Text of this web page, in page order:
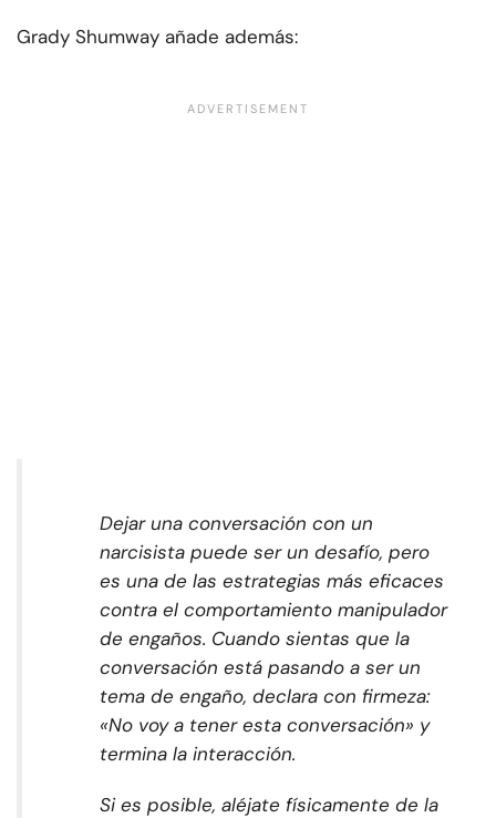
Grady Shumway añade además:
Dejar una conversación con un
narcisista puede ser un desafío, pero
es una de las estrategias más eficaces
contra el comportamiento manipulador
de engaños. Cuando sientas que la
conversación está pasando a ser un
tema de engaño, declara con firmeza:
«No voy a tener esta conversación» y
termina la interacción.
Si es posible, aléjate físicamente de la